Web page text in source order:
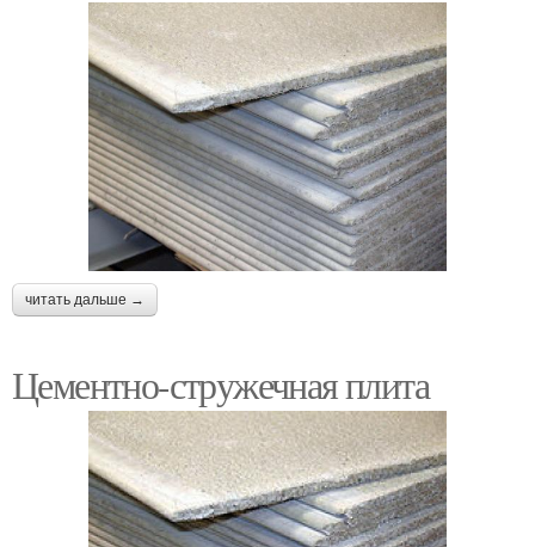
читать дальше →
Цементно-стружечная плита